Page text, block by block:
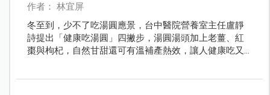
作者： 林宜屏
冬至到，少不了吃湯圓應景，台中醫院營養室主任盧靜
詩提出「健康吃湯圓」四撇步，湯圓湯頭加上老薑、紅
棗與枸杞，自然甘甜還可有溫補產熱效，讓人健康吃又